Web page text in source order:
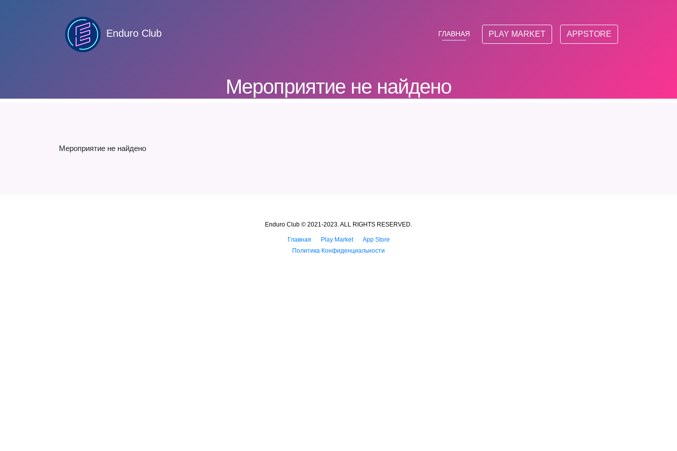
Enduro Club ГЛАВНАЯ PLAY MARKET APPSTORE
Мероприятие не найдено
Мероприятие не найдено
Enduro Club © 2021-2023. ALL RIGHTS RESERVED.
Главная Play Market
App Store
Политика Конфиденциальности